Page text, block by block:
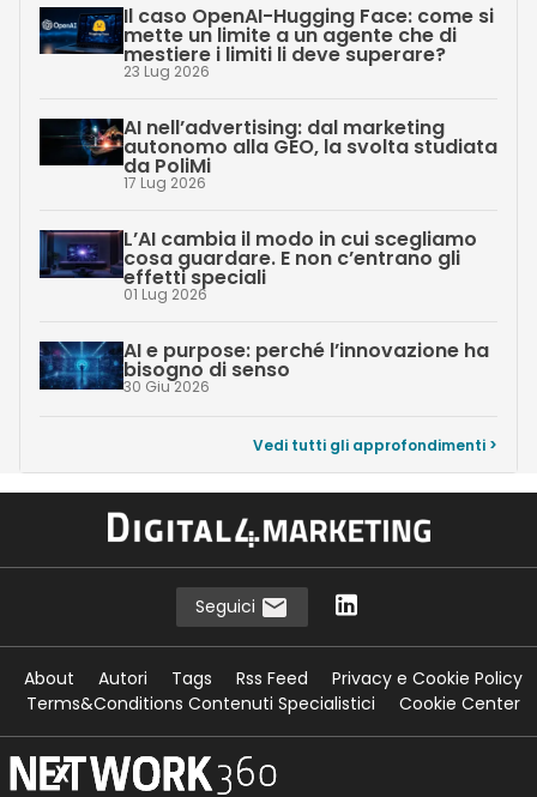
Il caso OpenAI-Hugging Face: come si
mette un limite a un agente che di
mestiere i limiti li deve superare?
23 Lug 2026
AI nell’advertising: dal marketing
autonomo alla GEO, la svolta studiata
da PoliMi
17 Lug 2026
L’AI cambia il modo in cui scegliamo
cosa guardare. E non c’entrano gli
effetti speciali
01 Lug 2026
AI e purpose: perché l’innovazione ha
bisogno di senso
30 Giu 2026
Vedi tutti gli approfondimenti >
Seguici
About Autori Tags Rss Feed
Privacy e Cookie Policy
Terms&Conditions Contenuti Specialistici
Cookie Center